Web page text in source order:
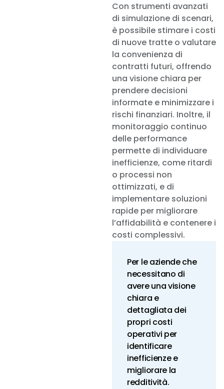
Con strumenti avanzati
di simulazione di scenari,
è possibile stimare i costi
di nuove tratte o valutare
la convenienza di
contratti futuri, offrendo
una visione chiara per
prendere decisioni
informate e minimizzare i
rischi finanziari. Inoltre, il
monitoraggio continuo
delle performance
permette di individuare
inefficienze, come ritardi
o processi non
ottimizzati, e di
implementare soluzioni
rapide per migliorare
l’affidabilità e contenere i
costi complessivi.
Per le aziende che
necessitano di
avere una visione
chiara e
dettagliata dei
propri costi
operativi per
identificare
inefficienze e
migliorare la
redditività.